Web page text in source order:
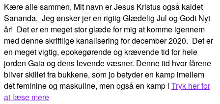
Kære alle sammen, Mit navn er Jesus Kristus også kaldet
Sananda. Jeg ønsker jer en rigtig Glædelig Jul og Godt Nyt
år! Det er en meget stor glæde for mig at komme igennem
med denne skriftlige kanalisering for december 2020. Det er
en meget vigtig, epokegørende og krævende tid for hele
jorden Gaia og dens levende væsner. Denne tid hvor fårene
bliver skillet fra bukkene, som jo betyder en kamp imellem
det feminine og maskuline, men også en kamp i Tryk her for
at læse mere